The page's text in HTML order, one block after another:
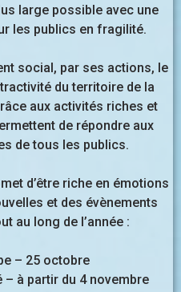
large possible avec une
les publics en fragilité.
social, par ses actions, le
du territoire de la
aux activités riches et
de répondre aux
de tous les publics.
d’être riche en émotions
et des évènements
au long de l’année :
– 25 octobre
– à partir du 4 novembre